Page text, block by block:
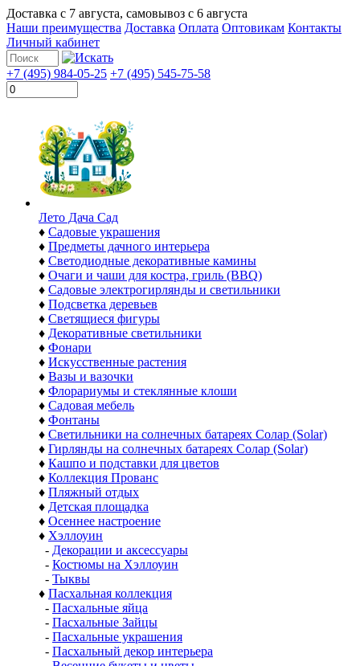
Доставка с 7 августа, самовывоз с 6 августа
Наши преимущества Доставка Оплата Оптовикам Контакты
Личный кабинет
+7 (495) 984-05-25 +7 (495) 545-75-58
Лето Дача Сад
♦ Садовые украшения
♦ Предметы дачного интерьера
♦ Светодиодные декоративные камины
♦ Очаги и чаши для костра, гриль (BBQ)
♦ Садовые электрогирлянды и светильники
♦ Подсветка деревьев
♦ Светящиеся фигуры
♦ Декоративные светильники
♦ Фонари
♦ Искусственные растения
♦ Вазы и вазочки
♦ Флорариумы и стеклянные клоши
♦ Садовая мебель
♦ Фонтаны
♦ Светильники на солнечных батареях Солар (Solar)
♦ Гирлянды на солнечных батареях Солар (Solar)
♦ Кашпо и подставки для цветов
♦ Коллекция Прованс
♦ Пляжный отдых
♦ Детская площадка
♦ Осеннее настроение
♦ Хэллоуин
- Декорации и аксессуары
- Костюмы на Хэллоуин
- Тыквы
♦ Пасхальная коллекция
- Пасхальные яйца
- Пасхальные Зайцы
- Пасхальные украшения
- Пасхальный декор интерьера